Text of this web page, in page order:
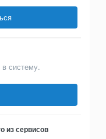
систему.
из сервисов